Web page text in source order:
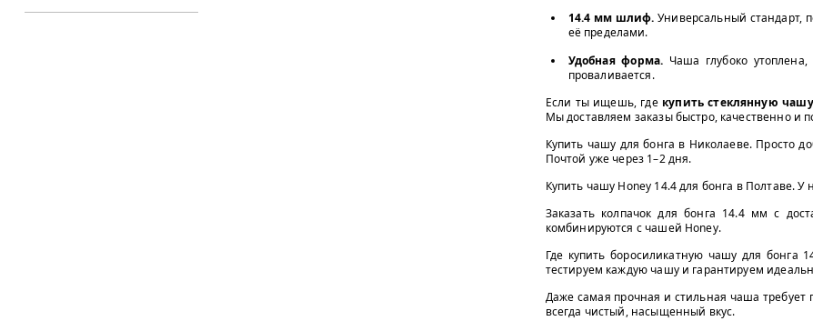
14.4 мм шлиф. Универсальный стандарт,
её пределами.
Удобная форма. Чаша глубоко
проваливается.
Если ты ищешь, где купить стеклянную
Мы доставляем заказы быстро, качественно и
Купить чашу для бонга в Николаеве. Просто
Почтой уже через 1–2 дня.
Купить чашу Honey 14.4 для бонга в Полтаве. У
Заказать колпачок для бонга 14.4 мм с
комбинируются с чашей Honey.
Где купить боросиликатную чашу для
тестируем каждую чашу и гарантируем
Даже самая прочная и стильная чаша
всегда чистый, насыщенный вкус.